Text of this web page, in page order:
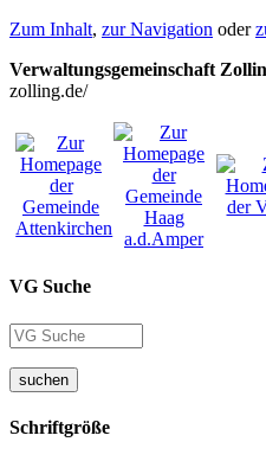
Zum Inhalt, zur Navigation oder
Verwaltungsgemeinschaft
zolling.de/
VG Suche
suchen
Schriftgröße